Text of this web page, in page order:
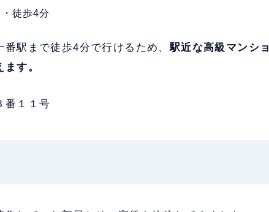
徒歩4分
駅まで徒歩4分で行けるため、駅近な高級マンショ
す。
番１１号